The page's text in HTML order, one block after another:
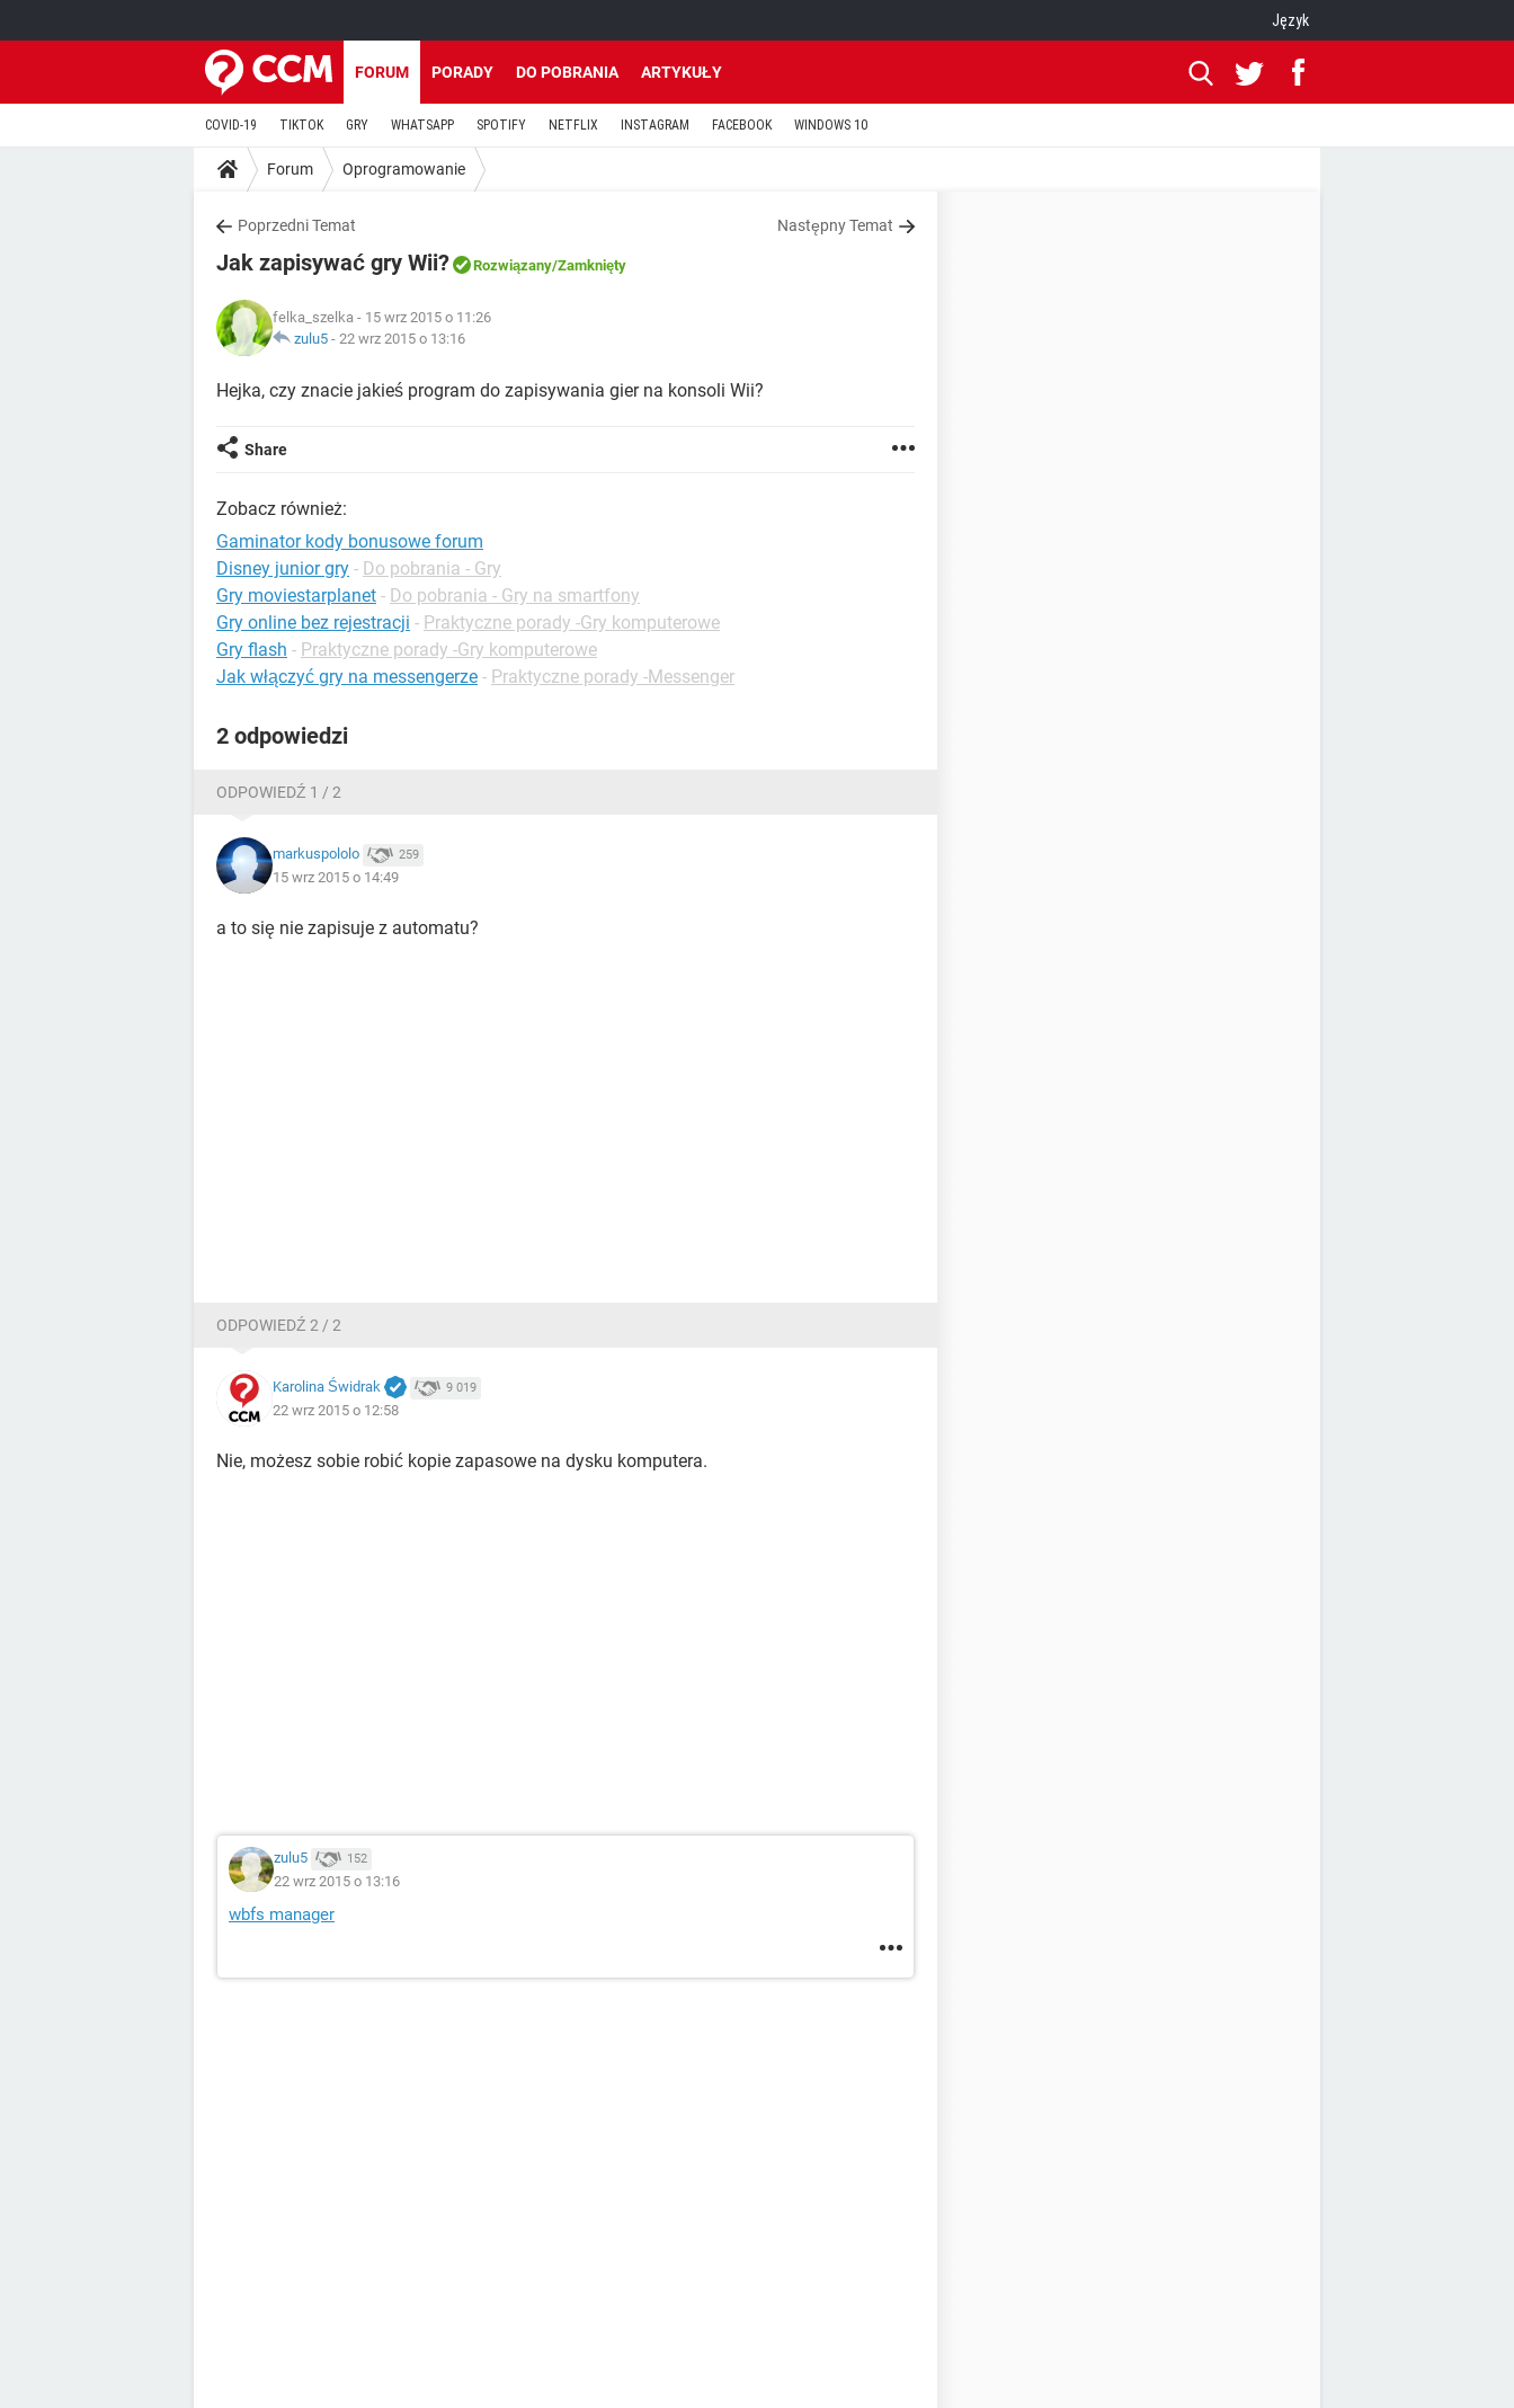
Język
FORUM PORADY DO POBRANIA ARTYKUŁY
COVID-19 TIKTOK GRY WHATSAPP SPOTIFY NETFLIX INSTAGRAM FACEBOOK WINDOWS 10
Forum Oprogramowanie
Poprzedni Temat Następny Temat
Jak zapisywać gry Wii? Rozwiązany/Zamknięty
felka_szelka - 15 wrz 2015 o 11:26
zulu5 - 22 wrz 2015 o 13:16
Hejka, czy znacie jakieś program do zapisywania gier na konsoli Wii?
Share
Zobacz również:
Gaminator kody bonusowe forum
Disney junior gry - Do pobrania - Gry
Gry moviestarplanet - Do pobrania - Gry na smartfony
Gry online bez rejestracji - Praktyczne porady -Gry komputerowe
Gry flash - Praktyczne porady -Gry komputerowe
Jak włączyć gry na messengerze - Praktyczne porady -Messenger
2 odpowiedzi
ODPOWIEDŹ 1 / 2
markuspololo 259
15 wrz 2015 o 14:49
a to się nie zapisuje z automatu?
ODPOWIEDŹ 2 / 2
Karolina Świdrak 9 019
22 wrz 2015 o 12:58
Nie, możesz sobie robić kopie zapasowe na dysku komputera.
zulu5 152
22 wrz 2015 o 13:16
wbfs manager